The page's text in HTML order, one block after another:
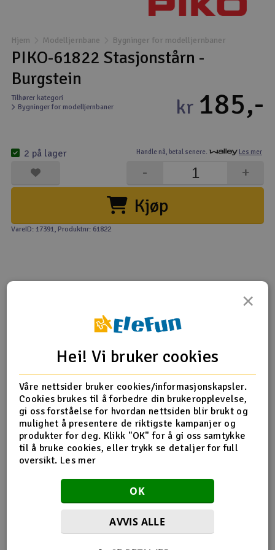
Droner
Droner for FPV
Fly
Helikopter
Kamerautstyr
Modellbygging, LEGO & byggesett
Modelljernbane
Radioutstyr
Raketter
Smarthjem, lek & hobby
Solenergi
Sparkesykler & elkjøretøy
Verktøy, utstyr & tilbehør
Hjem Modelljernbane Bygninger for modelljernbaner
PIKO-61822 Stasjonstårn -
Burgstein
Tilhører kategori
Bygninger for modelljernbaner
Handle nå, betal senere. Les mer
kr 185,-
Kjøp
+
-
2 på lager
VareID: 17391, Produktnr: 61822
Produktinformasjon
Bygg med fargelagte deler og medfølgende detaljer og
dekalark.
Skala H0
L x B x H: 109x65x94mm
Flere detaljer
H0
×
Hei! Vi bruker cookies
Våre nettsider bruker cookies/informasjonskapsler.
Cookies brukes til å forbedre din brukeropplevelse,
gi oss forståelse for hvordan nettsiden blir brukt og
mulighet å presentere de riktigste kampanjer og
produkter for deg. Klikk "OK" for å gi oss samtykke
til å bruke cookies, eller trykk se detaljer for full
oversikt. Les mer
OK
AVVIS ALLE